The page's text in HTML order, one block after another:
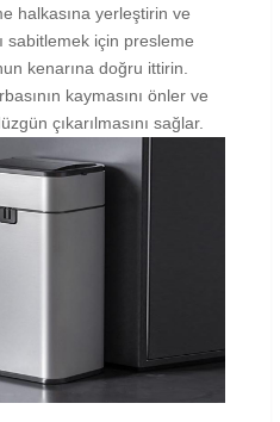
halkasına yerleştirin ve
sabitlemek için presleme
kenarına doğru ittirin.
kaymasını önler ve
çıkarılmasını sağlar.